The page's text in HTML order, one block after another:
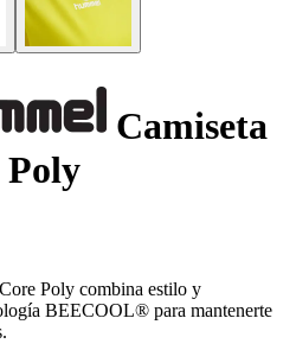
Camiseta
Poly
Poly combina estilo y
BEECOOL® para mantenerte